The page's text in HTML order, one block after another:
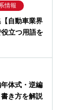
情報
自動車業界
立つ用語を
年体式・逆編
き方を解説